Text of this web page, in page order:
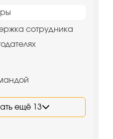
сотрудника
ещё 13